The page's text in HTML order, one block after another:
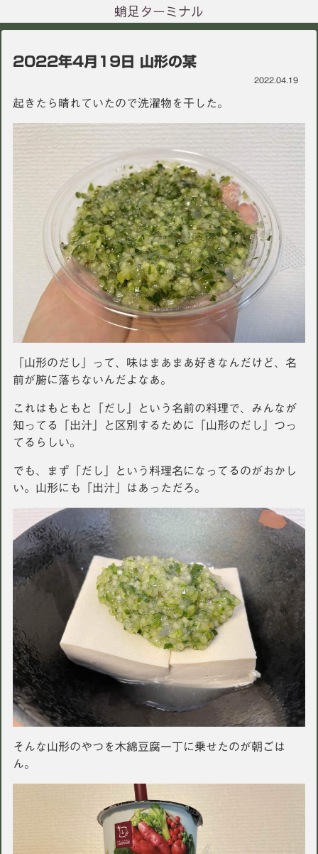
蛸足ターミナル
2022年4月19日 山形の某
2022.04.19
起きたら晴れていたので洗濯物を干した。
「山形のだし」って、味はまあまあ好きなんだけど、名
前が腑に落ちないんだよなあ。
これはもともと「だし」という名前の料理で、みんなが
知ってる「出汁」と区別するために「山形のだし」つっ
てるらしい。
でも、まず「だし」という料理名になってるのがおかし
い。山形にも「出汁」はあっただろ。
そんな山形のやつを木綿豆腐一丁に乗せたのが朝ごは
ん。